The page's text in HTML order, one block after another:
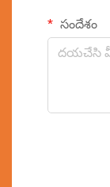
సందేశం